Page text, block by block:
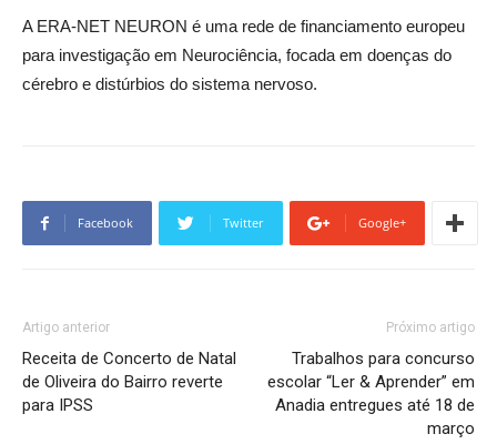
A ERA-NET NEURON é uma rede de financiamento europeu
para investigação em Neurociência, focada em doenças do
cérebro e distúrbios do sistema nervoso.
Facebook Twitter Google+
Artigo anterior
Receita de Concerto de Natal
de Oliveira do Bairro reverte
para IPSS
Próximo artigo
Trabalhos para concurso
escolar “Ler & Aprender” em
Anadia entregues até 18 de
março